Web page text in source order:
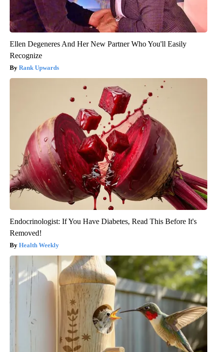
Ellen Degeneres And Her New Partner Who You'll Easily
Recognize
Rank Upwards
Endocrinologist: If You Have Diabetes, Read This Before It's
Removed!
Health Weekly